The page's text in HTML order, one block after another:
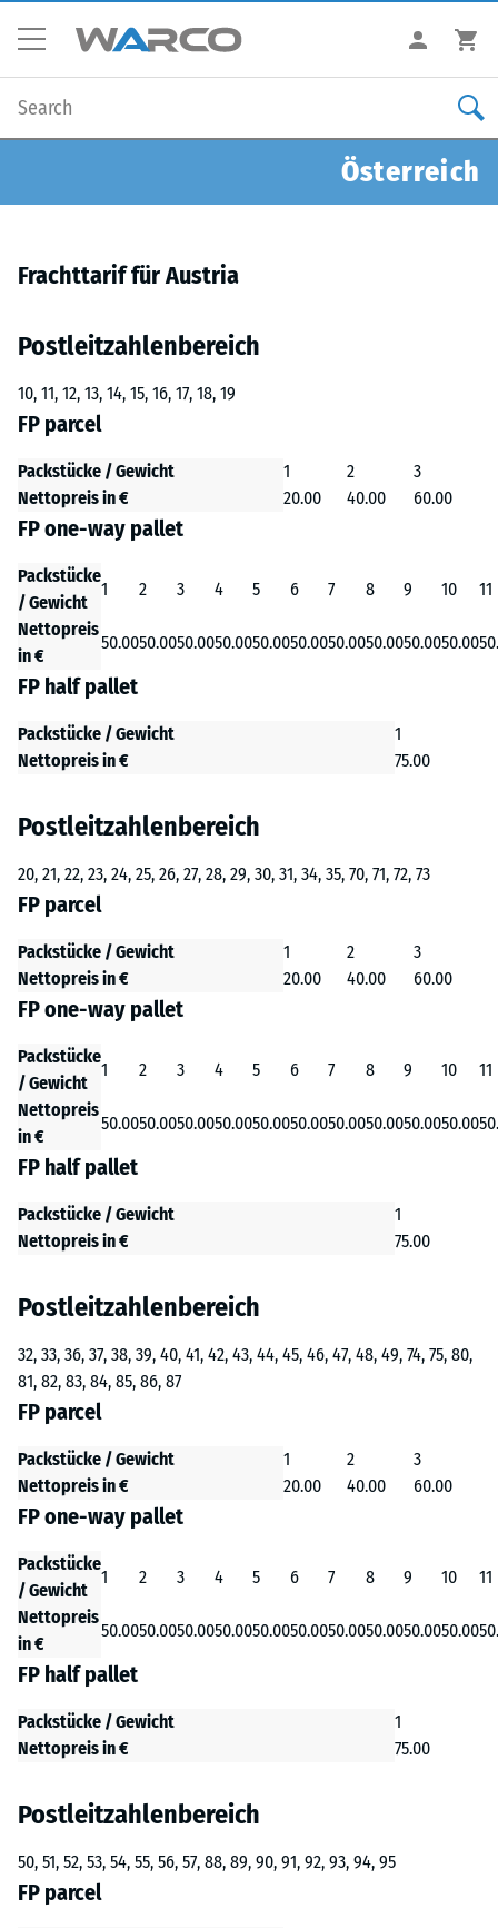
Österreich
Frachttarif für Austria
Postleitzahlenbereich
10, 11, 12, 13, 14, 15, 16, 17, 18, 19
FP parcel
Packstücke / Gewicht 1 2
3
Nettopreis in €
20.00 40.00 60.00
FP one-way pallet
Packstücke
/ Gewicht
1 2 3 4 5 6 7 8 9 10
11
Nettopreis
in €
50.0050.0050.0050.0050.0050.0050.0050.0050.0050.00
FP half pallet
Packstücke / Gewicht
1
Nettopreis in €
75.00
Postleitzahlenbereich
20, 21, 22, 23, 24, 25, 26, 27, 28, 29, 30, 31, 34, 35, 70, 71, 72, 73
FP parcel
Packstücke / Gewicht 1 2
3
Nettopreis in €
20.00 40.00 60.00
FP one-way pallet
Packstücke
/ Gewicht
1 2 3 4 5 6 7 8 9 10
11
Nettopreis
in €
50.0050.0050.0050.0050.0050.0050.0050.0050.0050.00
FP half pallet
Packstücke / Gewicht
1
Nettopreis in €
75.00
Postleitzahlenbereich
32, 33, 36, 37, 38, 39, 40, 41, 42, 43, 44, 45, 46, 47, 48, 49, 74, 75, 80,
81, 82, 83, 84, 85, 86, 87
FP parcel
Packstücke / Gewicht 1 2
3
Nettopreis in €
20.00 40.00 60.00
FP one-way pallet
Packstücke
/ Gewicht
1 2 3 4 5 6 7 8 9 10
11
Nettopreis
in €
50.0050.0050.0050.0050.0050.0050.0050.0050.0050.00
FP half pallet
Packstücke / Gewicht
1
Nettopreis in €
75.00
Postleitzahlenbereich
50, 51, 52, 53, 54, 55, 56, 57, 88, 89, 90, 91, 92, 93, 94, 95
FP parcel